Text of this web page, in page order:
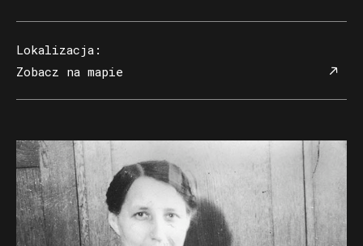
Lokalizacja :
Zobacz na mapie